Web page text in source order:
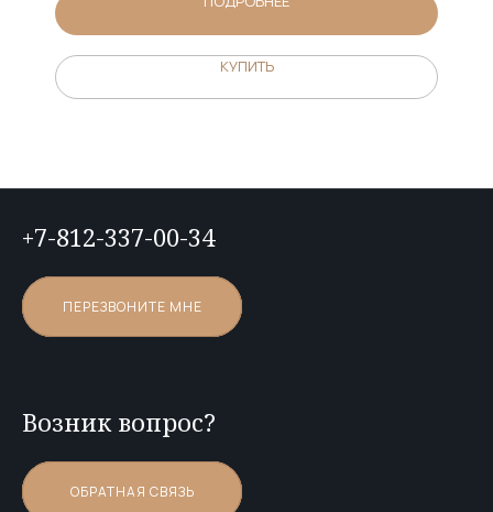
КУПИТЬ
+7-812-337-00-34
ПЕРЕЗВОНИТЕ МНЕ
Возник вопрос?
ОБРАТНАЯ СВЯЗЬ